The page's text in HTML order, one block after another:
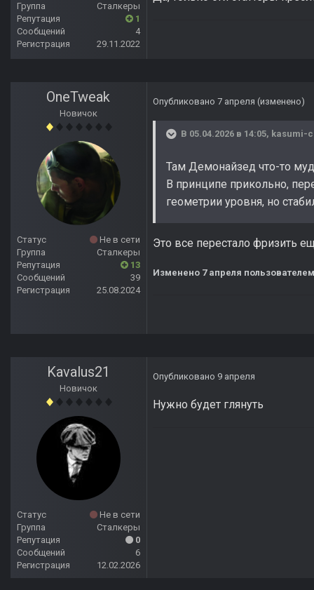
Группа
Сталкеры
Репутация
1
Сообщений
4
Регистрация
29.11.2022
OneTweak
Новичок
Статус
Не в сети
Группа
Сталкеры
Репутация
13
Сообщений
39
Регистрация
25.08.2024
Опубликовано 7 апреля (изменено)
В 05.04.2026 в 14:05, kasumi-
Там Демонайзед что-то
В принципе прикольно,
геометрии уровня, но
Это все перестало фризить
Изменено 7 апреля
Kavalus21
Новичок
Статус
Не в сети
Группа
Сталкеры
Репутация
0
Сообщений
6
Регистрация
12.02.2026
Опубликовано 9 апреля
Нужно будет глянуть